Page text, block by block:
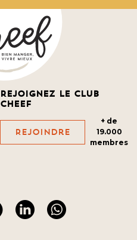
Rejoignez le club
cheef
Rejoindre
+ de
19.000
membres